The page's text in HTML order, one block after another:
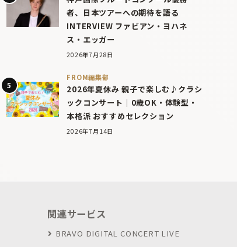
者、日本ツアーへの期待を語る
INTERVIEW ファビアン・ヨハネ
ス・エッガー
2026年7月28日
FROM編集部
2026年夏休み 親子で楽しむ♪クラシ
ックコンサート｜0歳OK・体験型・
本格派 おすすめセレクション
2026年7月14日
関連サービス
BRAVO DIGITAL CONCERT LIVE